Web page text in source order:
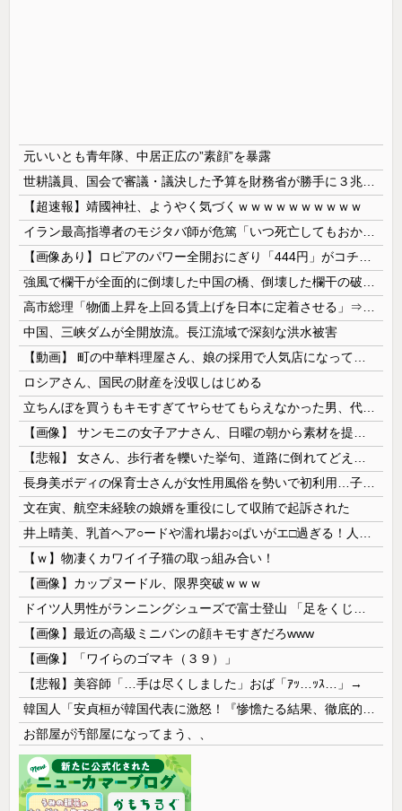
元いいとも青年隊、中居正広の”素顔”を暴露
【超速報】靖國神社、ようやく気づくｗｗｗｗｗｗｗｗｗｗ
中国、三峡ダムが全開放流。長江流域で深刻な洪水被害
ロシアさん、国民の財産を没収しはじめる
文在寅、航空未経験の娘婿を重役にして収賄で起訴された
【ｗ】物凄くカワイイ子猫の取っ組み合い！
【画像】カップヌードル、限界突破ｗｗｗ
【画像】最近の高級ミニバンの顔キモすぎだろwww
【画像】「ワイらのゴマキ（３９）」
【悲報】美容師「…手は尽くしました」おば「ｱｯ…ｯｽ…」→
お部屋が汚部屋になってまう、、